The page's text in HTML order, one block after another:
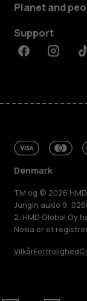
Planet and
Support
Facebook
Denmark
TM og © 2026
Jungin aukio 9,
2. HMD Global Oy
Nokia er et
VilkårFortrolighed